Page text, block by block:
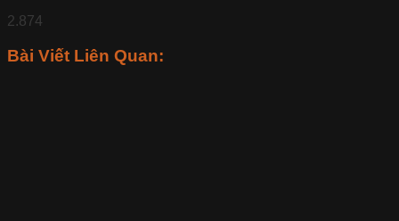
2.874
Bài Viết Liên Quan: